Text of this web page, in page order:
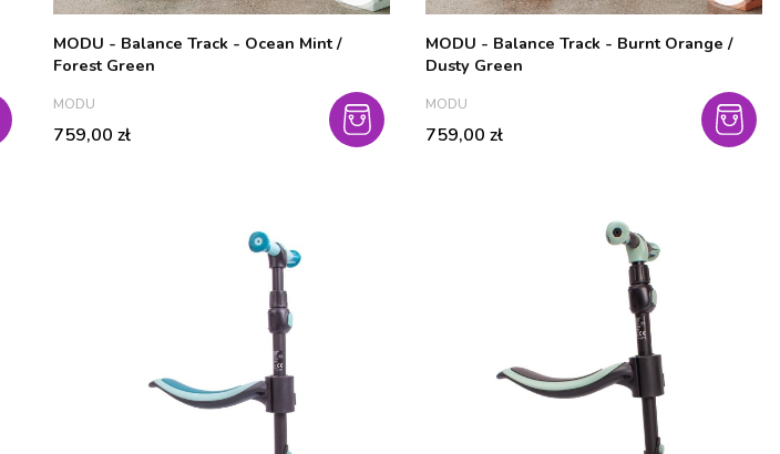
MODU - Balance Track - Ocean Mint /
Forest Green
PRODUCENT
MODU
Cena
759,00 zł
MODU - Balance Track - Burnt Orange /
Dusty Green
PRODUCENT
MODU
Cena
759,00 zł